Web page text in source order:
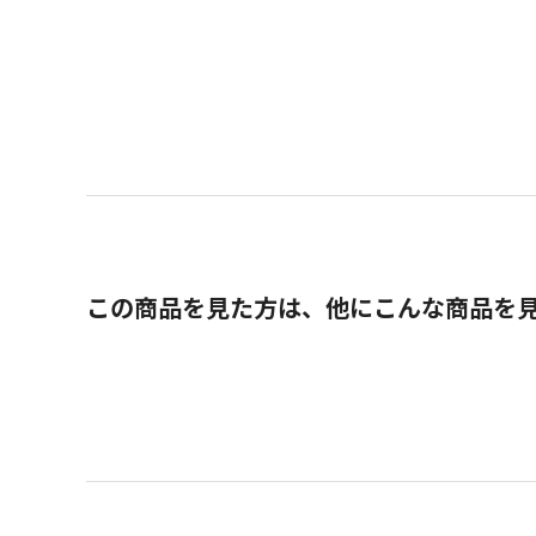
この商品を見た方は、他にこんな商品を